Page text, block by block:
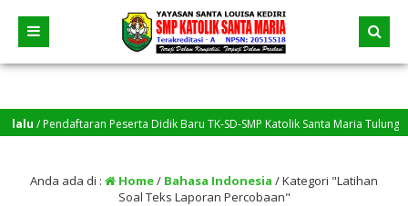
/ Pendaftaran Peserta Didik Baru TK-SD-SMP Katolik Santa Maria
Anda ada di : Home/ Bahasa Indonesia /Kategori "Latihan
Soal Teks Laporan Percobaan"